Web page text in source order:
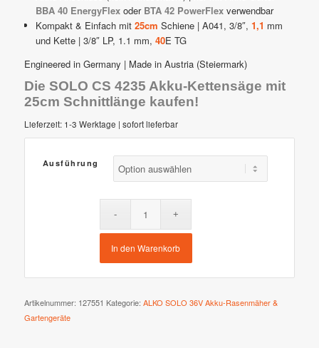
BBA 40 EnergyFlex oder BTA 42 PowerFlex verwendbar
Kompakt & Einfach mit25cm Schiene | A041, 3/8″,1,1 mm
und Kette | 3/8″ LP, 1.1 mm,40E TG
Engineered in Germany | Made in Austria (Steiermark)
Die SOLO CS 4235 Akku-Kettensäge mit
25cm Schnittlänge kaufen!
Lieferzeit: 1-3 Werktage | sofort lieferbar
Ausführung
In den Warenkorb
Artikelnummer: 127551 Kategorie: ALKO SOLO 36V Akku-Rasenmäher &
Gartengeräte